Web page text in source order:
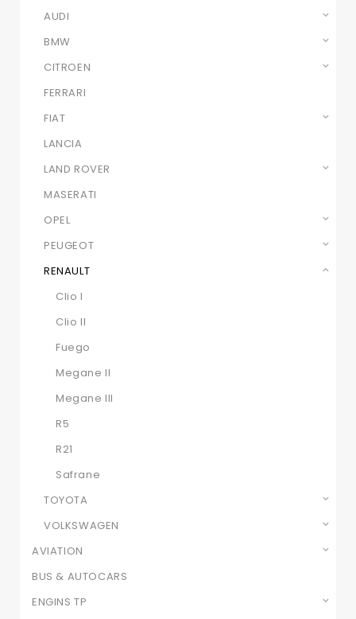
AUDI
BMW
CITROEN
FERRARI
FIAT
LANCIA
LAND ROVER
MASERATI
OPEL
PEUGEOT
RENAULT
Clio I
Clio II
Fuego
Megane II
Megane III
R5
R21
Safrane
TOYOTA
VOLKSWAGEN
AVIATION
BUS & AUTOCARS
ENGINS TP